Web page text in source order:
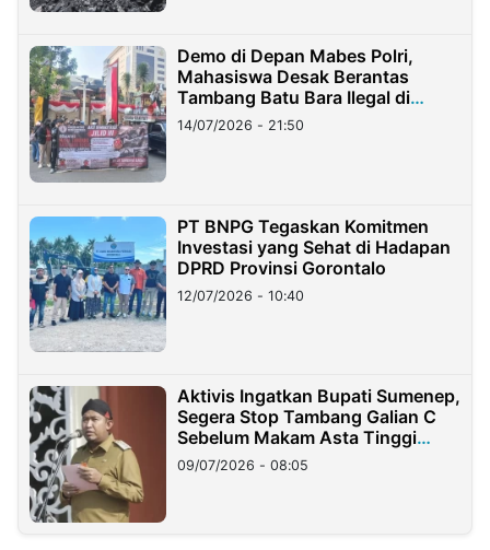
Demo di Depan Mabes Polri,
Mahasiswa Desak Berantas
Tambang Batu Bara Ilegal di
Lampung
14/07/2026 - 21:50
PT BNPG Tegaskan Komitmen
Investasi yang Sehat di Hadapan
DPRD Provinsi Gorontalo
12/07/2026 - 10:40
Aktivis Ingatkan Bupati Sumenep,
Segera Stop Tambang Galian C
Sebelum Makam Asta Tinggi
Longsor
09/07/2026 - 08:05